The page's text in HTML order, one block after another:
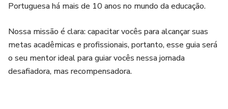
Portuguesa há mais de 10 anos no mundo da educação.
Nossa missão é clara: capacitar vocês para alcançar suas
metas acadêmicas e profissionais, portanto, esse guia será
o seu mentor ideal para guiar vocês nessa jornada
desafiadora, mas recompensadora.